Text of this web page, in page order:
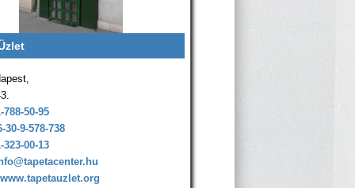
788-50-95
30-9-578-738
323-00-13